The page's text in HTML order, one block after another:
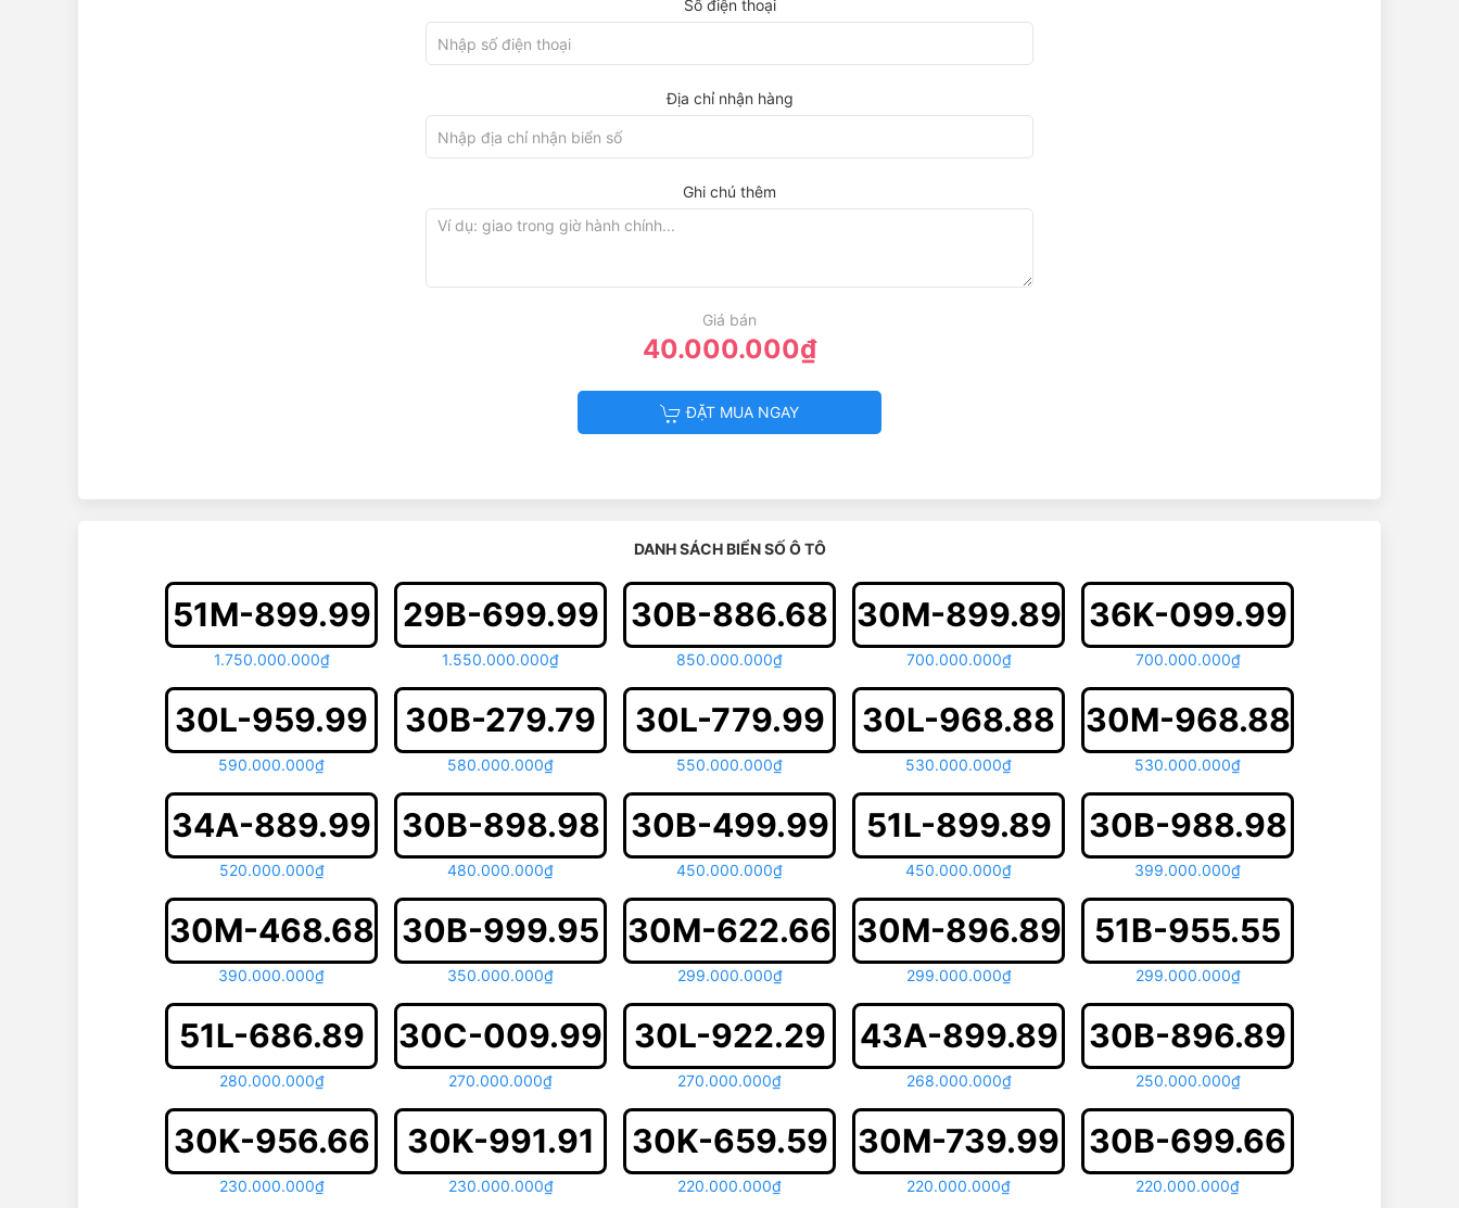
Số điện thoại
Địa chỉ nhận hàng
Ghi chú thêm
Giá bán
40.000.000₫
ĐẶT MUA NGAY
DANH SÁCH BIỂN SỐ Ô TÔ
51M-899.99
1.750.000.000₫
29B-699.99
1.550.000.000₫
30B-886.68
850.000.000₫
30M-899.89
700.000.000₫
36K-099.99
700.000.000₫
30L-959.99
590.000.000₫
30B-279.79
580.000.000₫
30L-779.99
550.000.000₫
30L-968.88
530.000.000₫
30M-968.88
530.000.000₫
34A-889.99
520.000.000₫
30B-898.98
480.000.000₫
30B-499.99
450.000.000₫
51L-899.89
450.000.000₫
30B-988.98
399.000.000₫
30M-468.68
390.000.000₫
30B-999.95
350.000.000₫
30M-622.66
299.000.000₫
30M-896.89
299.000.000₫
51B-955.55
299.000.000₫
51L-686.89
280.000.000₫
30C-009.99
270.000.000₫
30L-922.29
270.000.000₫
43A-899.89
268.000.000₫
30B-896.89
250.000.000₫
30K-956.66
230.000.000₫
30K-991.91
230.000.000₫
30K-659.59
220.000.000₫
30M-739.99
220.000.000₫
30B-699.66
220.000.000₫